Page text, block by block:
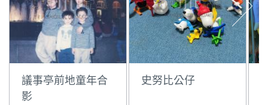
議事亭前地童年合
影
史努比公仔